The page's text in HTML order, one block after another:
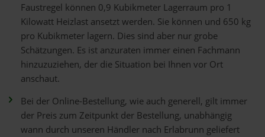
Faustregel können 0,9 Kubikmeter Lagerraum pro 1
Kilowatt Heizlast ansetzt werden. Sie können und 650 kg
pro Kubikmeter lagern. Dies sind aber nur grobe
Schätzungen. Es ist anzuraten immer einen Fachmann
hinzuzuziehen, der die Situation bei Ihnen vor Ort
anschaut.
Bei der Online-Bestellung, wie auch generell, gilt immer
der Preis zum Zeitpunkt der Bestellung, unabhängig
wann durch unseren Händler nach Erlabrunn geliefert